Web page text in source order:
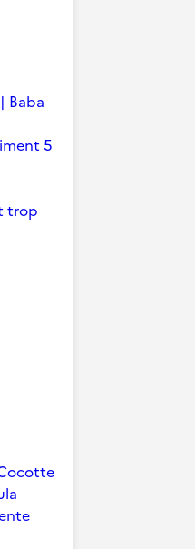
Baba
5
trop